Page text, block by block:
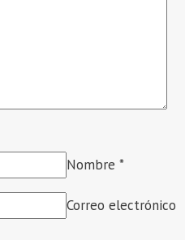
Nombre *
Correo electrónico